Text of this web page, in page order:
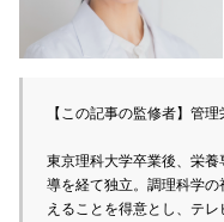
【この記事の監修者】管
東京理科大学卒業後、栄
導を経て独立。調理科学
えることを得意とし、テ